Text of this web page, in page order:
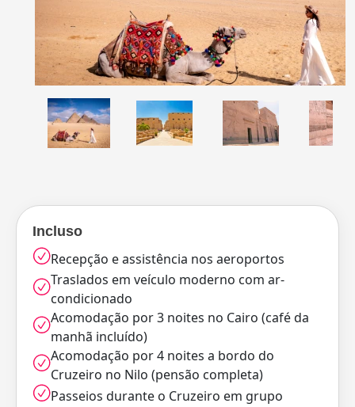
Incluso
Recepção e assistência nos aeroportos
Traslados em veículo moderno com ar-
condicionado
Acomodação por 3 noites no Cairo (café da
manhã incluído)
Acomodação por 4 noites a bordo do
Cruzeiro no Nilo (pensão completa)
Passeios durante o Cruzeiro em grupo